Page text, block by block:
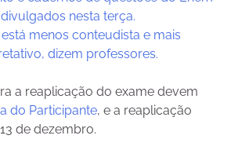
nesta terça.
menos conteudista e mais
dizem professores.
a reaplicação do exame devem
do Participante, e a reaplicação
de dezembro.